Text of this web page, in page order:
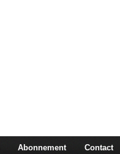
Abonnement Contact